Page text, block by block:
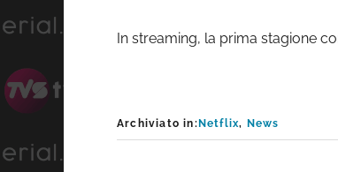
In streaming, la prima stagione
Archiviato in: Netflix, News